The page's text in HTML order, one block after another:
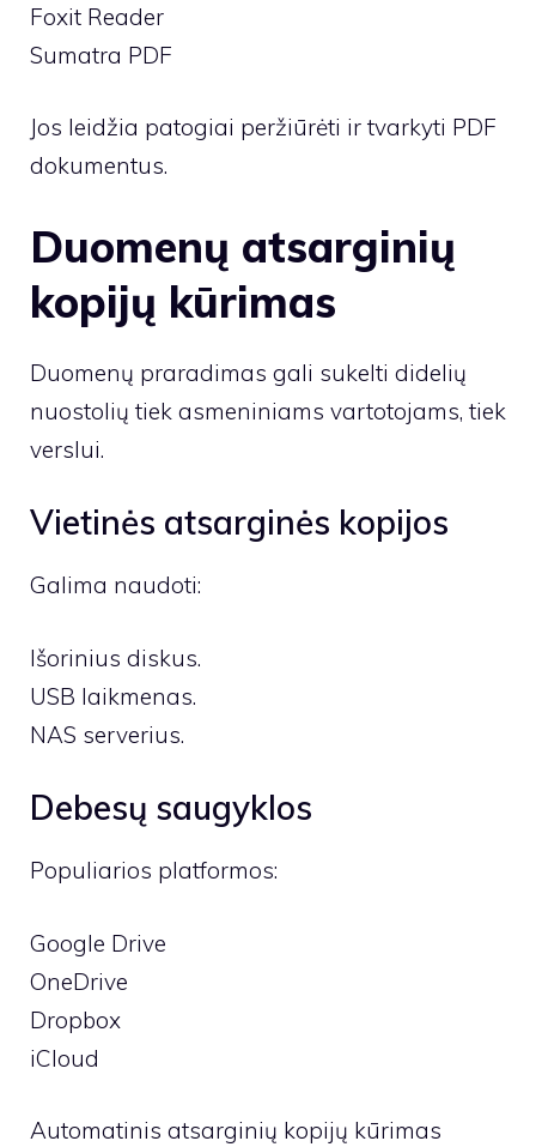
Foxit Reader
Sumatra PDF
Jos leidžia patogiai peržiūrėti ir tvarkyti PDF
dokumentus.
Duomenų atsarginių
kopijų kūrimas
Duomenų praradimas gali sukelti didelių
nuostolių tiek asmeniniams vartotojams, tiek
verslui.
Vietinės atsarginės kopijos
Galima naudoti:
Išorinius diskus.
USB laikmenas.
NAS serverius.
Debesų saugyklos
Populiarios platformos:
Google Drive
OneDrive
Dropbox
iCloud
Automatinis atsarginių kopijų kūrimas